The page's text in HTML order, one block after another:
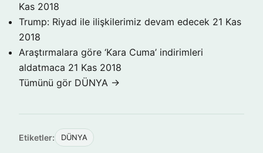
Kas 2018
Trump: Riyad ile ilişkilerimiz devam edecek 21 Kas
2018
Araştırmalara göre ‘Kara Cuma’ indirimleri
aldatmaca 21 Kas 2018
Tümünü gör DÜNYA →
Etiketler: DÜNYA